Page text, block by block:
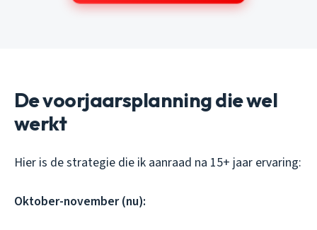
De voorjaarsplanning die wel
werkt
Hier is de strategie die ik aanraad na 15+ jaar ervaring:
Oktober-november (nu):